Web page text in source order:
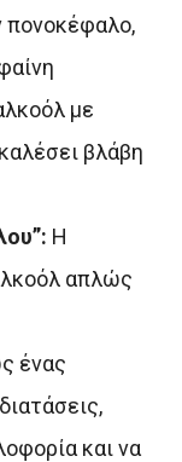
πονοκέφαλο,
με
βλάβη
Η
απλώς
ένας
και να